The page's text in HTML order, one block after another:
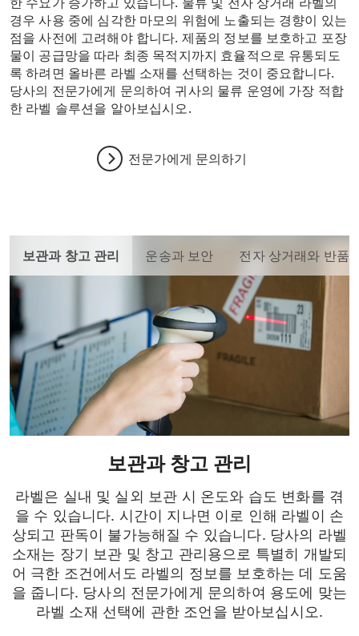
경우 사용 중에 심각한 마모의 위험에 노출되는 경향이 있는
점을 사전에 고려해야 합니다. 제품의 정보를 보호하고 포장
물이 공급망을 따라 최종 목적지까지 효율적으로 유통되도
록 하려면 올바른 라벨 소재를 선택하는 것이 중요합니다.
당사의 전문가에게 문의하여 귀사의 물류 운영에 가장 적합
한 라벨 솔루션을 알아보십시오.
전문가에게 문의하기
보관과 창고 관리 운송과 보안 전자 상거래와 반품
보관과 창고 관리
라벨은 실내 및 실외 보관 시 온도와 습도 변화를 겪
을 수 있습니다. 시간이 지나면 이로 인해 라벨이 손
상되고 판독이 불가능해질 수 있습니다. 당사의 라벨
소재는 장기 보관 및 창고 관리용으로 특별히 개발되
어 극한 조건에서도 라벨의 정보를 보호하는 데 도움
을 줍니다. 당사의 전문가에게 문의하여 용도에 맞는
라벨 소재 선택에 관한 조언을 받아보십시오.